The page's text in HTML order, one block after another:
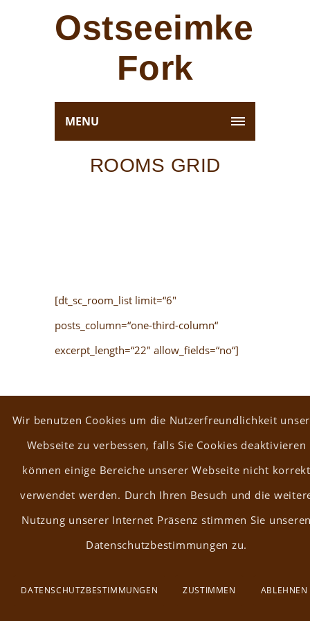
Ostseeimkerei
Fork
MENU
ROOMS GRID
[dt_sc_room_list limit=“6″
posts_column=“one-third-column“
excerpt_length=“22″ allow_fields=“no“]
Datenschutzbestimmungen | Impressum
Copyright © 2021 Design by IT-Inbox . All rights
reserved
Wir benutzen Cookies um die Nutzerfreundlichkeit
Webseite zu verbessen, falls Sie Cookies deaktivieren
können einige Bereiche unserer Webseite nicht korrekt
verwendet werden. Durch Ihren Besuch und die
Nutzung unserer Internet Präsenz stimmen Sie
Datenschutzbestimmungen zu.
DATENSCHUTZBESTIMMUNGEN ZUSTIMMEN ABLEHNEN